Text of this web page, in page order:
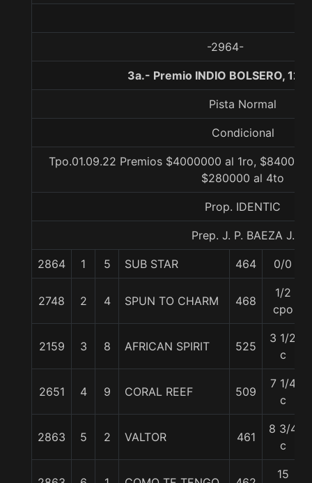
-2964-
3a.- Premio INDIO BOLSERO,
Pista Normal
Condicional
Tpo.01.09.22 Premios $4000000 al 1ro,
$280000 al 4to
Prop. IDENTIC
Prep. J. P. BAEZA J.
2864 1 5 SUB STAR 464 0/0
2748 2 4 SPUN TO CHARM 468
1/2
cpo
2159 3 8 AFRICAN SPIRIT 525
3 1/2
c
2651 4 9 CORAL REEF 509
7 1/4
c
2863 5 2 VALTOR 461
8 3/4
c
15